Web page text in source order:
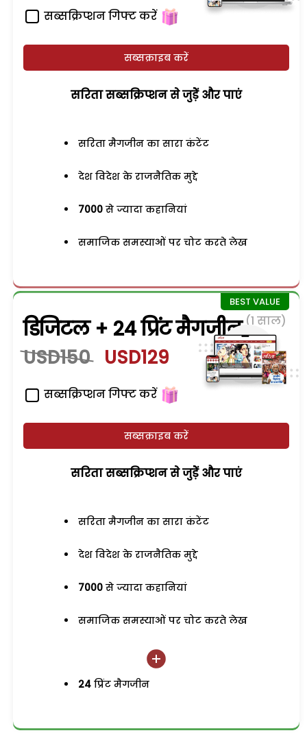
सब्सक्रिप्शन गिफ्ट करें
सब्सक्राइब करें
सरिता सब्सक्रिप्शन से जुड़ेें और पाएं
सरिता मैगजीन का सारा कंटेंट
देश विदेश के राजनैतिक मुद्दे
7000 से ज्यादा कहानियां
समाजिक समस्याओं पर चोट करते लेख
डिजिटल + 24 प्रिंट मैगजीन (1 साल)
USD150 USD129
सब्सक्रिप्शन गिफ्ट करें
सब्सक्राइब करें
सरिता सब्सक्रिप्शन से जुड़ेें और पाएं
सरिता मैगजीन का सारा कंटेंट
देश विदेश के राजनैतिक मुद्दे
7000 से ज्यादा कहानियां
समाजिक समस्याओं पर चोट करते लेख
24 प्रिंट मैगजीन